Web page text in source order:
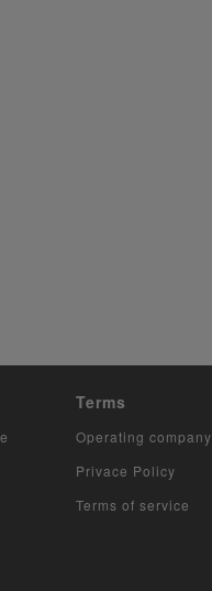
Terms
Operating company
Privace Policy
Terms of service